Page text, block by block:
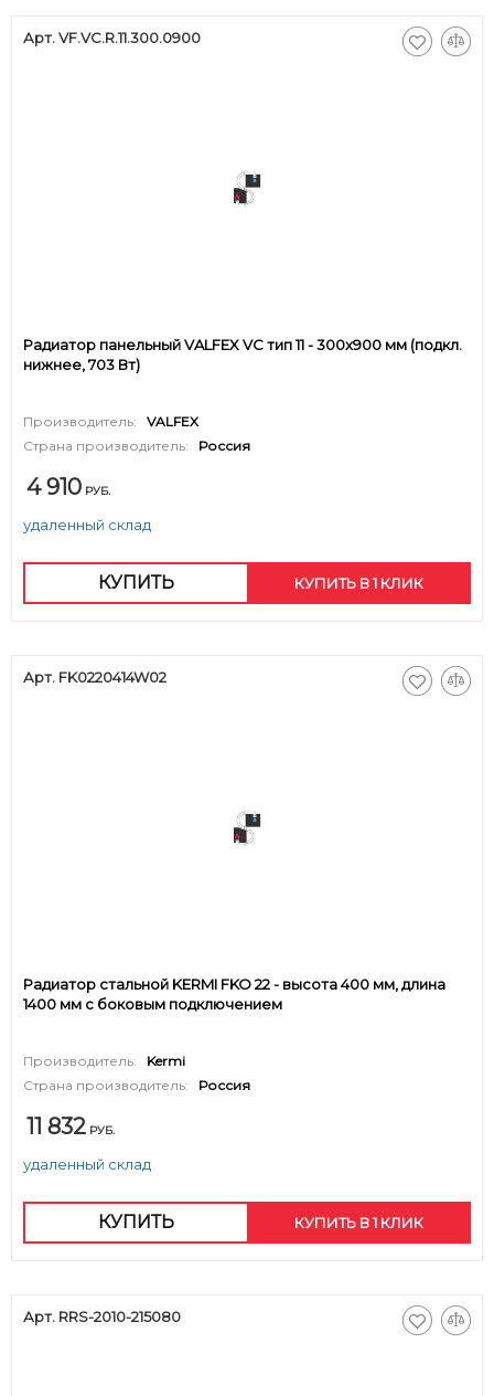
Арт. VF.VC.R.11.300.0900
Радиатор панельный VALFEX VC тип 11 - 300x900 мм (подкл.
нижнее, 703 Вт)
Производитель:
VALFEX
Страна производитель:
Россия
4 910 РУБ.
удаленный склад
КУПИТЬ КУПИТЬ В 1 КЛИК
Арт. FK0220414W02
Радиатор стальной KERMI FKO 22 - высота 400 мм, длина
1400 мм с боковым подключением
Производитель:
Kermi
Страна производитель:
Россия
11 832 РУБ.
удаленный склад
КУПИТЬ КУПИТЬ В 1 КЛИК
Арт. RRS-2010-215080